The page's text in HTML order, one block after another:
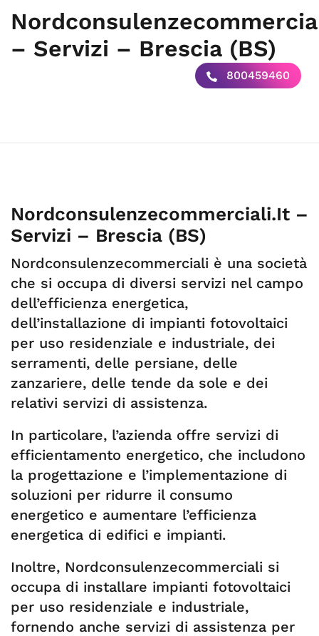
– Servizi – Brescia (BS)
800459460
Nordconsulenzecommerciali.It –
Servizi – Brescia (BS)
Nordconsulenzecommerciali è una società
che si occupa di diversi servizi nel campo
dell’efficienza energetica,
dell’installazione di impianti fotovoltaici
per uso residenziale e industriale, dei
serramenti, delle persiane, delle
zanzariere, delle tende da sole e dei
relativi servizi di assistenza.
In particolare, l’azienda offre servizi di
efficientamento energetico, che includono
la progettazione e l’implementazione di
soluzioni per ridurre il consumo
energetico e aumentare l’efficienza
energetica di edifici e impianti.
Inoltre, Nordconsulenzecommerciali si
occupa di installare impianti fotovoltaici
per uso residenziale e industriale,
fornendo anche servizi di assistenza per